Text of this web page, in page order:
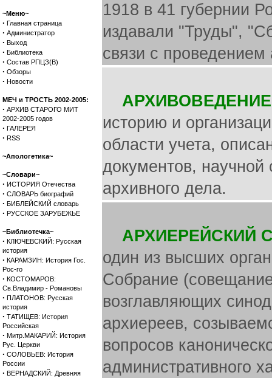
~Меню~
· Главная страница
· Администратор
· Выход
· Библиотека
· Состав РПЦЗ(В)
· Обзоры
· Новости
МЕЧ и ТРОСТЬ 2002-2005:
· АРХИВ СТАРОГО МИТ
2002-2005 годов
· ГАЛЕРЕЯ
· RSS
~Апологетика~
~Словари~
· ИСТОРИЯ Отечества
· СЛОВАРЬ биографий
· БИБЛЕЙСКИЙ словарь
· РУССКОЕ ЗАРУБЕЖЬЕ
~Библиотечка~
· КЛЮЧЕВСКИЙ: Русская
история
· КАРАМЗИН: История Гос.
Рос-го
· КОСТОМАРОВ:
Св.Владимир - Романовы
· ПЛАТОНОВ: Русская
история
· ТАТИЩЕВ: История
Российская
· Митр.МАКАРИЙ: История
Рус. Церкви
· СОЛОВЬЕВ: История
России
· ВЕРНАДСКИЙ: Древняя
1918 в 41 губернии
издавали "Труды",
связи с
историю и
области учета,
документов, научной
архивного дела.
АРХИЕРЕЙСКИЙ
один из высших
Собрание
возглавляющих
архиереев,
вопросов
административного